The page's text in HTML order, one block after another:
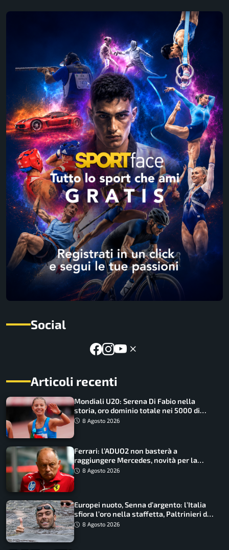
Social
Articoli recenti
Mondiali U20: Serena Di Fabio nella
storia, oro dominio totale nei 5000 di
marcia
8 Agosto 2026
Ferrari: l’ADUO2 non basterà a
raggiungere Mercedes, novità per la
Macarena
8 Agosto 2026
Europei nuoto, Senna d’argento: l’Italia
sfiora l’oro nella staffetta, Paltrinieri da
urlo, il bilancio azzurro
8 Agosto 2026